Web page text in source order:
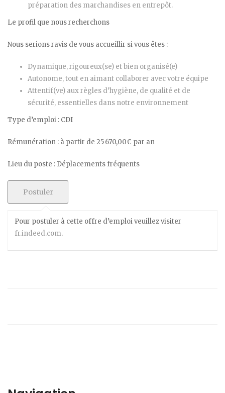
préparation des marchandises en entrepôt.
Le profil que nous recherchons
Nous serions ravis de vous accueillir si vous êtes :
Dynamique, rigoureux(se) et bien organisé(e)
Autonome, tout en aimant collaborer avec votre équipe
Attentif(ve) aux règles d’hygiène, de qualité et de
sécurité, essentielles dans notre environnement
Type d’emploi : CDI
Rémunération : à partir de 25 670,00€ par an
Lieu du poste : Déplacements fréquents
Pour postuler à cette offre d’emploi veuillez visiter
fr.indeed.com.